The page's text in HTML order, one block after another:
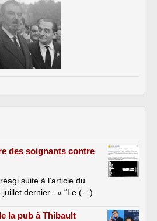
des soignants contre
suite à l’article du
dernier . « “Le (…)
la pub à Thibault